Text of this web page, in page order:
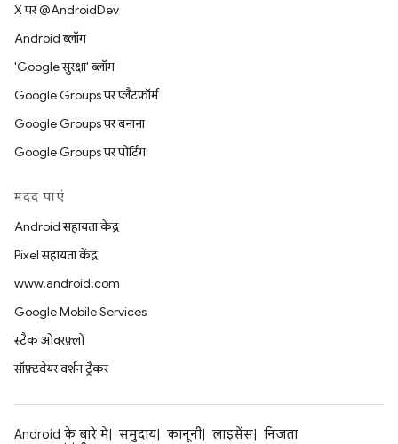
X पर @AndroidDev
Android ब्लॉग
'Google सुरक्षा' ब्लॉग
Google Groups पर प्लैटफ़ॉर्म
Google Groups पर बनाना
Google Groups पर पोर्टिंग
मदद पाएं
Android सहायता केंद्र
Pixel सहायता केंद्र
www.android.com
Google Mobile Services
स्टैक ओवरफ़्लो
सॉफ़्टवेयर वर्शन ट्रैकर
Android के बारे में समुदाय कानूनी लाइसेंस
निजता